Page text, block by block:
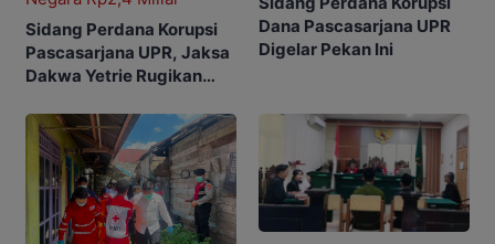
Sidang Perdana Korupsi
Pascasarjana UPR, Jaksa
Dakwa Yetrie Rugikan
Dana Pascasarjana UPR
Digelar Pekan Ini